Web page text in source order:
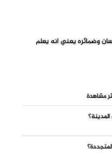
وضمائره يعني أنه يعلم
مشاهدة